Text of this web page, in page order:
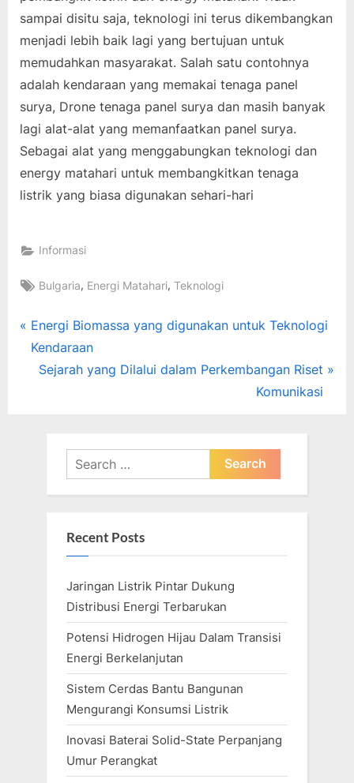
sampai disitu saja, teknologi ini terus dikembangkan
menjadi lebih baik lagi yang bertujuan untuk
memudahkan masyarakat. Salah satu contohnya
adalah kendaraan yang memakai tenaga panel
surya, Drone tenaga panel surya dan masih banyak
lagi alat-alat yang memanfaatkan panel surya.
Sebagai alat yang menggabungkan teknologi dan
energy matahari untuk membangkitkan tenaga
listrik yang biasa digunakan sehari-hari
Informasi
Tags:
Bulgaria, Energi Matahari,Teknologi
Post
navigation
P
r
Energi Biomassa yang digunakan untuk Teknologi
Kendaraan
N
Sejarah yang Dilalui dalam Perkembangan Riset
Komunikasi
Search
for:
Recent Posts
Jaringan Listrik Pintar Dukung
Distribusi Energi Terbarukan
Potensi Hidrogen Hijau Dalam Transisi
Energi Berkelanjutan
Sistem Cerdas Bantu Bangunan
Mengurangi Konsumsi Listrik
Inovasi Baterai Solid-State Perpanjang
Umur Perangkat